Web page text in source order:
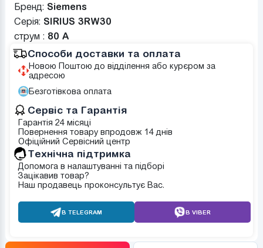
Бренд: Siemens
Серія: SIRIUS 3RW30
струм : 80 А
Способи доставки та оплата
Новою Поштою до відділення або курєром за
адресою
Безготівкова оплата
Сервіс та Гарантія
Гарантія 24 місяці
Повернення товару впродовж 14 днів
Офіційний Сервісний центр
Tехнічна підтримка
Допомога в налаштуванні та підборі
Зацікавив товар?
Наш продавець проконсультує Вас.
В TELEGRAM В VIBER